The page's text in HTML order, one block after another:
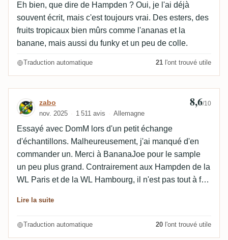
Eh bien, que dire de Hampden ? Oui, je l'ai déjà
souvent écrit, mais c'est toujours vrai. Des esters, des
fruits tropicaux bien mûrs comme l'ananas et la
banane, mais aussi du funky et un peu de colle.
Traduction automatique 21 l'ont trouvé utile
Avis de zabo
zabo
nov. 2025 1 511 avis Allemagne
8,6/10
Essayé avec DomM lors d'un petit échange
d'échantillons. Malheureusement, j'ai manqué d'en
commander un. Merci à BananaJoe pour le sample
un peu plus grand. Contrairement aux Hampden de la
WL Paris et de la WL Hambourg, il n'est pas tout à fait
grand-chose.
Lire la suite
Traduction automatique 20 l'ont trouvé utile